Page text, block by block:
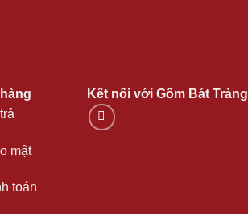
mật
toán
Kết nối với Gốm Bát Tràng